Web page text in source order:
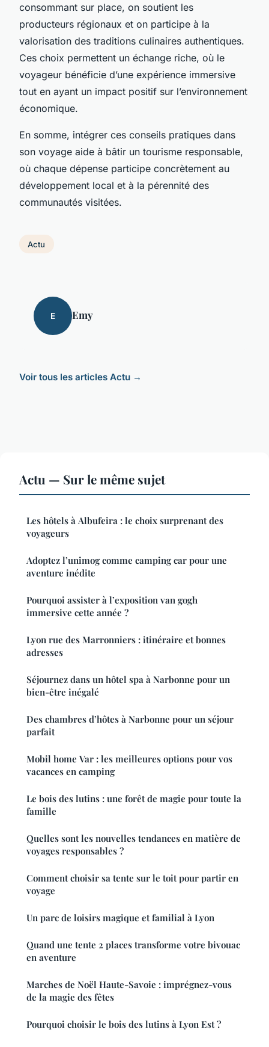
consommant sur place, on soutient les
producteurs régionaux et on participe à la
valorisation des traditions culinaires authentiques.
Ces choix permettent un échange riche, où le
voyageur bénéficie d’une expérience immersive
tout en ayant un impact positif sur l’environnement
économique.
En somme, intégrer ces conseils pratiques dans
son voyage aide à bâtir un tourisme responsable,
où chaque dépense participe concrètement au
développement local et à la pérennité des
communautés visitées.
Actu
E Emy
Voir tous les articles Actu →
Actu — Sur le même sujet
Les hôtels à Albufeira : le choix surprenant des
voyageurs
Adoptez l’unimog comme camping car pour une
aventure inédite
Pourquoi assister à l’exposition van gogh
immersive cette année ?
Lyon rue des Marronniers : itinéraire et bonnes
adresses
Séjournez dans un hôtel spa à Narbonne pour un
bien-être inégalé
Des chambres d’hôtes à Narbonne pour un séjour
parfait
Mobil home Var : les meilleures options pour vos
vacances en camping
Le bois des lutins : une forêt de magie pour toute la
famille
Quelles sont les nouvelles tendances en matière de
voyages responsables ?
Comment choisir sa tente sur le toit pour partir en
voyage
Un parc de loisirs magique et familial à Lyon
Quand une tente 2 places transforme votre bivouac
en aventure
Marches de Noël Haute-Savoie : imprégnez-vous
de la magie des fêtes
Pourquoi choisir le bois des lutins à Lyon Est ?